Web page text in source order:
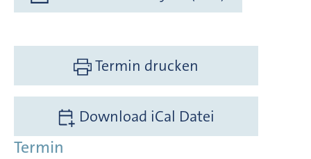
Termin drucken
Download iCal Datei
Termin